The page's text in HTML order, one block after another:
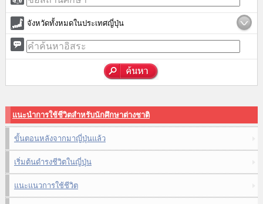
จังหวัดทั้งหมดในประเทศญี่ปุ่น
แนะนำการใช้ชีวิตสำหรับนักศึกษาต่างชาติ
ขั้นตอนหลังจากมาญี่ปุ่นแล้ว
เริ่มต้นดำรงชีวิตในญี่ปุ่น
แนะแนวการใช้ชีวิต